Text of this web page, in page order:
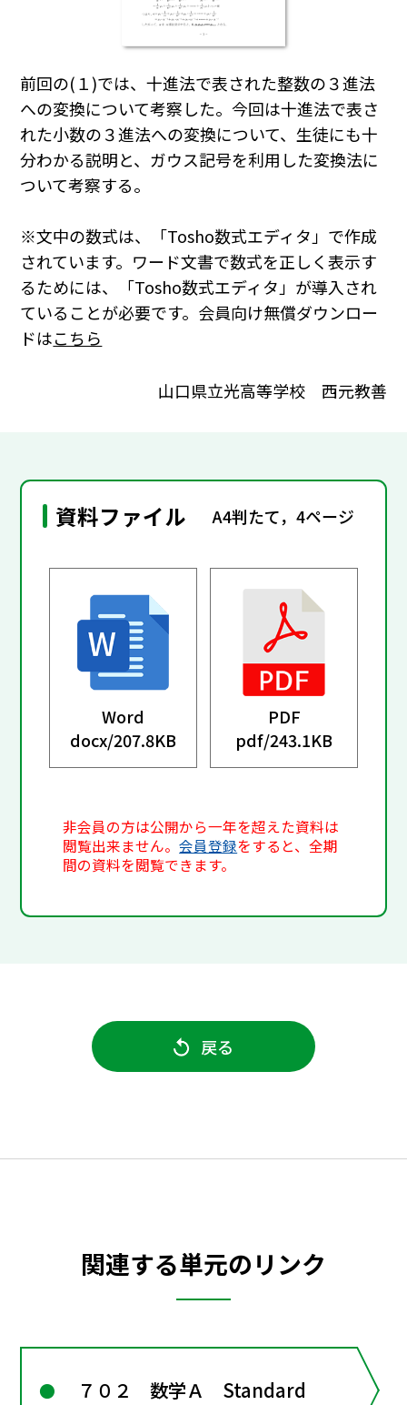
前回の(１)では、十進法で表された整数の３進法
への変換について考察した。今回は十進法で表さ
れた小数の３進法への変換について、生徒にも十
分わかる説明と、ガウス記号を利用した変換法に
ついて考察する。
※文中の数式は、「Tosho数式エディタ」で作成
されています。ワード文書で数式を正しく表示す
るためには、「Tosho数式エディタ」が導入され
ていることが必要です。会員向け無償ダウンロー
ドはこちら
山口県立光高等学校 西元教善
資料ファイル A4判たて，4ページ
Word
docx/207.8KB
PDF
pdf/243.1KB
非会員の方は公開から一年を超えた資料は
閲覧出来ません。会員登録をすると、全期
間の資料を閲覧できます。
戻る
関連する単元のリンク
７０２ 数学Ａ Standard